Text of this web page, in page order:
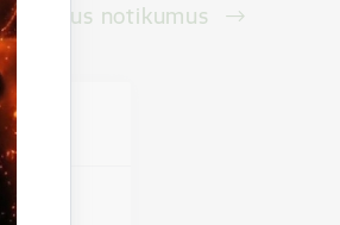
visus notikumus